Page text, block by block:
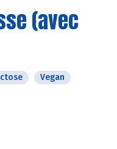
(avec
Vegan